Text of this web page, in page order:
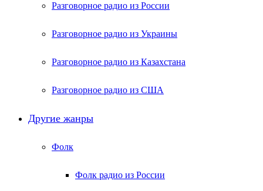
Разговорное радио из России
Разговорное радио из Украины
Разговорное радио из Казахстана
Разговорное радио из США
Другие жанры
Фолк
Фолк радио из России